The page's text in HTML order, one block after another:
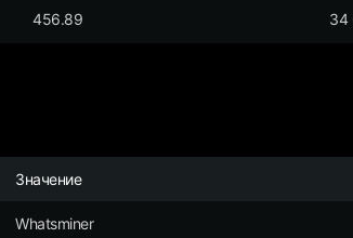
456.89 34
Значение
Whatsminer